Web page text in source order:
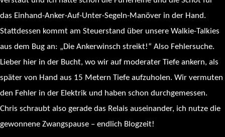
das Einhand-Anker-Auf-Unter-Segeln-Manöver in der Hand.
Stattdessen kommt am Steuerstand über unsere Walkie-Talkies
aus dem Bug an: „Die Ankerwinsch streikt!“ Also Fehlersuche.
Lieber hier in der Bucht, wo wir auf moderater Tiefe ankern, als
später von Hand aus 15 Metern Tiefe aufzuholen. Wir vermuten
den Fehler in der Elektrik und haben schon durchgemessen.
Chris schraubt also gerade das Relais auseinander, ich nutze die
gewonnene Zwangspause – endlich Blogzeit!